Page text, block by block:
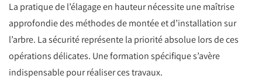
La pratique de l’élagage en hauteur nécessite une maîtrise
approfondie des méthodes de montée et d’installation sur
l’arbre. La sécurité représente la priorité absolue lors de ces
opérations délicates. Une formation spécifique s’avère
indispensable pour réaliser ces travaux.